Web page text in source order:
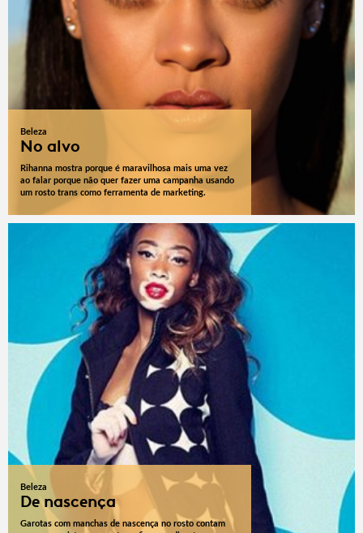
Beleza
No alvo
Rihanna mostra porque é maravilhosa mais uma vez
ao falar porque não quer fazer uma campanha usando
um rosto trans como ferramenta de marketing.
Beleza
De nascença
Garotas com manchas de nascença no rosto contam